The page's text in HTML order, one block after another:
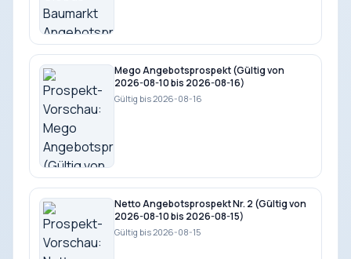
Mego Angebotsprospekt (Gültig von
2026-08-10 bis 2026-08-16)
Gültig bis 2026-08-16
Netto Angebotsprospekt Nr. 2 (Gültig von
2026-08-10 bis 2026-08-15)
Gültig bis 2026-08-15